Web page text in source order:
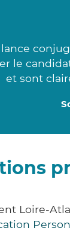
le
et sont
Loire-